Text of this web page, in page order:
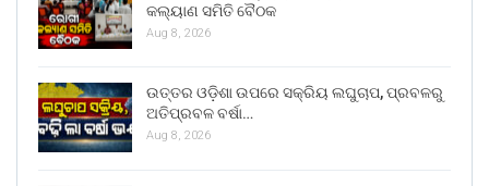
କଲ୍ୟାଣ ସମିତି ବୈଠକ
Aug 8, 2026
ଉତ୍ତର ଓଡ଼ିଶା ଉପରେ ସକ୍ରିୟ ଲଘୁଚାପ, ପ୍ରବଳରୁ
ଅତିପ୍ରବଳ ବର୍ଷା…
Aug 8, 2026